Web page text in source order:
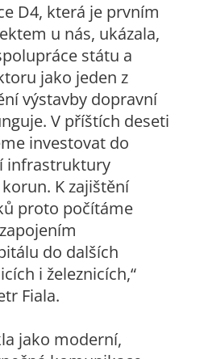
D4, která je prvním
u nás, ukázala,
státu a
jako jeden z
výstavby dopravní
V příštích deseti
investovat do
infrastruktury
K zajištění
proto počítáme
do dalších
i železnicích,“
Fiala.
jako moderní,